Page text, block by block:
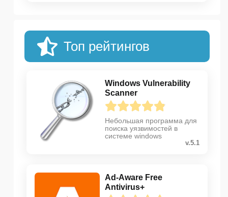
Топ рейтингов
Windows Vulnerability
Scanner
Небольшая программа для
поиска уязвимостей в
системе windows
v.5.1
Ad-Aware Free
Antivirus+